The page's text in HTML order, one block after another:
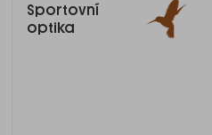
Sportovní
optika